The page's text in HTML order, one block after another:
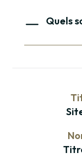
Quels
Lorem ipsum
feugiat molestie
ornare lacus
Pellentesque
netus et
commodo
egestas, tellus